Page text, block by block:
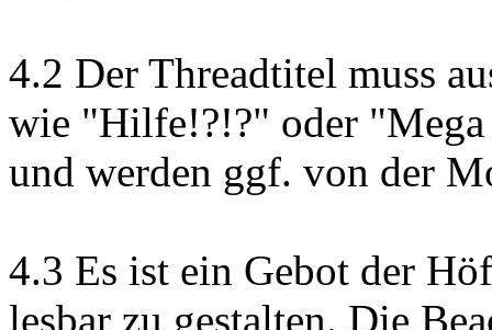
4.2 Der Threadtitel muss
wie "Hilfe!?!?" oder
und werden ggf. von der
4.3 Es ist ein Gebot der
lesbar zu gestalten. Die